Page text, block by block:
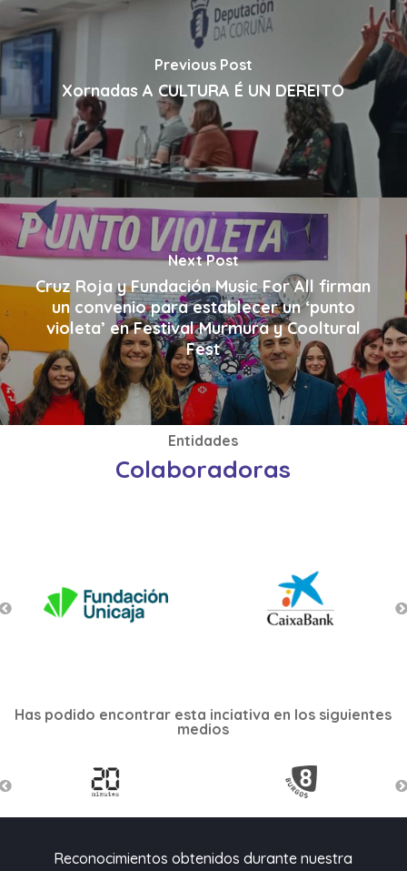
Previous Post
Xornadas A CULTURA É UN DEREITO
Next Post
Cruz Roja y Fundación Music For All firman
un convenio para establecer un ‘punto
violeta’ en Festival Murmura y Cooltural
Fest
Entidades
Colaboradoras
Has podido encontrar esta inciativa en los siguientes
medios
Reconocimientos obtenidos durante nuestra